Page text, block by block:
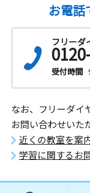
お電話
フリーダ
受付時間
なお、フリーダイ
お問い合わせいた
近くの教室を案
学習に関するお